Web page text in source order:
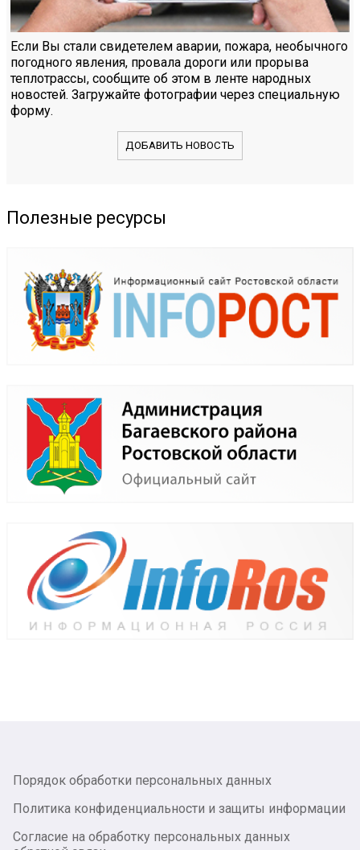
Если Вы стали свидетелем аварии, пожара, необычного
погодного явления, провала дороги или прорыва
теплотрассы, сообщите об этом в ленте народных
новостей. Загружайте фотографии через специальную
форму.
ДОБАВИТЬ НОВОСТЬ
Полезные ресурсы
Порядок обработки персональных данных
Политика конфиденциальности и защиты информации
Согласие на обработку персональных данных